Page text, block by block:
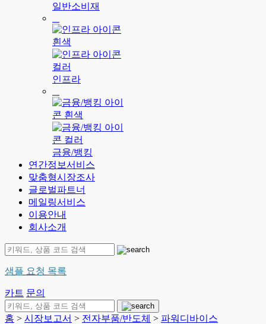
일반소비재
인프라
금융/뱅킹
연간정보서비스
맞춤형시장조사
글로벌파트너
메일링서비스
이용안내
회사소개
샘플 요청 목록
카트 문의
홈 > 시장보고서 > 전자부품/반도체 > 파워디바이스